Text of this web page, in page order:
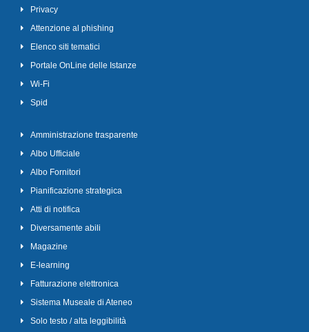
Privacy
Attenzione al phishing
Elenco siti tematici
Portale OnLine delle Istanze
Wi-Fi
Spid
Amministrazione trasparente
Albo Ufficiale
Albo Fornitori
Pianificazione strategica
Atti di notifica
Diversamente abili
Magazine
E-learning
Fatturazione elettronica
Sistema Museale di Ateneo
Solo testo / alta leggibilità